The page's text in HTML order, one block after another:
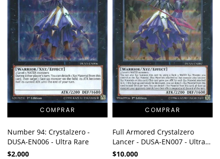
Number 94: Crystalzero -
DUSA-EN006 - Ultra Rare
$2.000
Full Armored Crystalzero
Lancer - DUSA-EN007 - Ultra
Rare
$10.000